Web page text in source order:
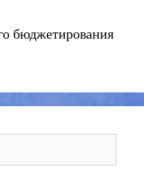
бюджетирования